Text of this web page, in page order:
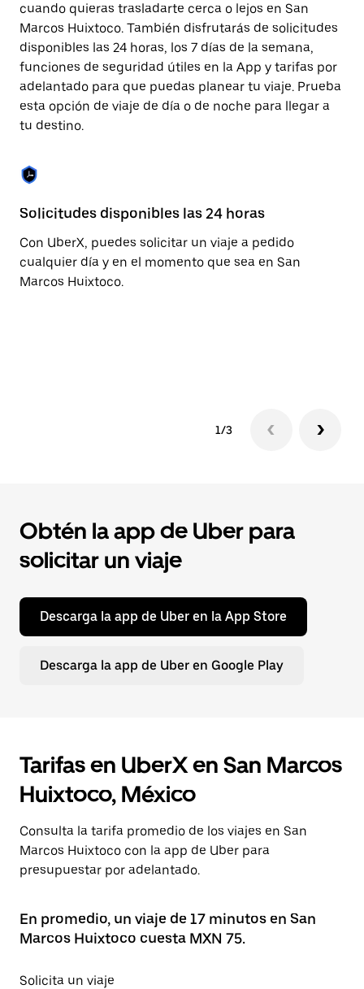
cerrar
el
calendario.
cuando quieras trasladarte cerca o lejos en San
Marcos Huixtoco. También disfrutarás de solicitudes
disponibles las 24 horas, los 7 días de la semana,
funciones de seguridad útiles en la App y tarifas por
adelantado para que puedas planear tu viaje. Prueba
esta opción de viaje de día o de noche para llegar a
tu destino.
Solicitudes disponibles las 24 horas
Con UberX, puedes solicitar un viaje a pedido
cualquier día y en el momento que sea en San
Marcos Huixtoco.
1/3
Obtén la app de Uber para
solicitar un viaje
Descarga la app de Uber en la App Store
Descarga la app de Uber en Google Play
Tarifas en UberX en San Marcos
Huixtoco, México
Consulta la tarifa promedio de los viajes en San
Marcos Huixtoco con la app de Uber para
presupuestar por adelantado.
En promedio, un viaje de 17 minutos en San
Marcos Huixtoco cuesta MXN 75.
Solicita un viaje